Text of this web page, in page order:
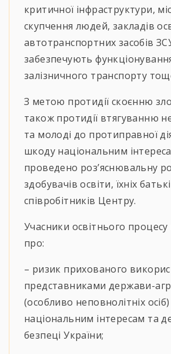
критичної інфраструктури,
скупчення людей, закладів
автотранспортних засобів
забезпечують
залізничного транспорту
З метою протидії скоєнню
також протидії втягуванню
та молоді до протиправної
шкоду національним
проведено роз’яснювальну
здобувачів освіти, їхніх
співробітників Центру.
Учасники освітнього
про:
– ризик прихованого
представниками держави-
(особливо неповнолітніх
національним інтересам та
безпеці України;